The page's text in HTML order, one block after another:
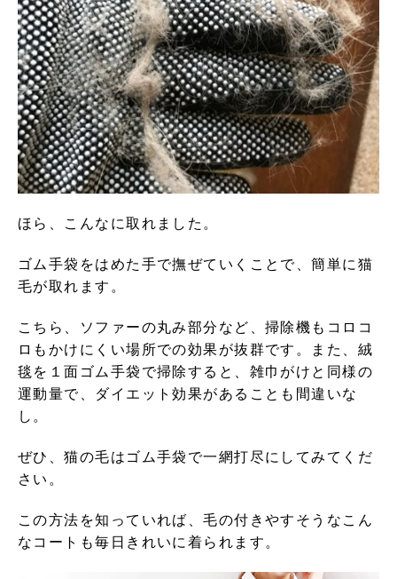
ほら、こんなに取れました。
ゴム手袋をはめた手で撫ぜていくことで、簡単に猫
毛が取れます。
こちら、ソファーの丸み部分など、掃除機もコロコ
ロもかけにくい場所での効果が抜群です。また、絨
毯を１面ゴム手袋で掃除すると、雑巾がけと同様の
運動量で、ダイエット効果があることも間違いな
し。
ぜひ、猫の毛はゴム手袋で一網打尽にしてみてくだ
さい。
この方法を知っていれば、毛の付きやすそうなこん
なコートも毎日きれいに着られます。